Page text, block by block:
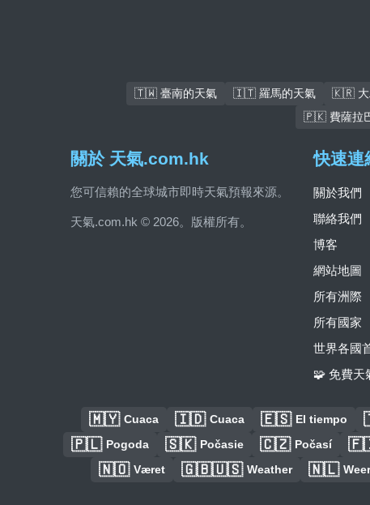
🇹🇼 臺南的天氣 🇮🇹 羅馬的天氣 🇰🇷 大
🇵🇰 費薩拉
關於 天氣.com.hk
您可信賴的全球城市即時天氣預報來源。
天氣.com.hk © 2026。版權所有。
快速連
關於我們
聯絡我們
博客
網站地圖
所有洲際
所有國家
世界各國
🧩 免費天
🇲🇾 Cuaca 🇮🇩 Cuaca 🇪🇸 El tiempo
🇵🇱 Pogoda 🇸🇰 Počasie 🇨🇿 Počasí
🇳🇴 Været 🇬🇧🇺🇸 Weather 🇳🇱 Weer